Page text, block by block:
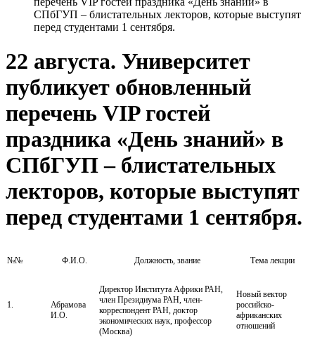
СПбГУП – блистательных лекторов, которые выступят
перед студентами 1 сентября.
22 августа. Университет
публикует обновленный
перечень VIP гостей
праздника «День знаний» в
СПбГУП – блистательных
лекторов, которые выступят
перед студентами 1 сентября.
№№ Ф.И.О. Должность, звание Тема лекции
1.
Абрамова
И.О.
Директор Института Африки РАН,
член Президиума РАН, член-
корреспондент РАН, доктор
экономических наук, профессор
(Москва)
Новый вектор
российско-
африканских
отношений